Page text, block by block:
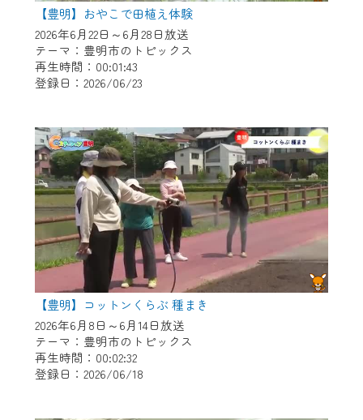
【豊明】おやこで田植え体験
2026年6月22日～6月28日放送
テーマ：豊明市のトピックス
再生時間：00:01:43
登録日：2026/06/23
【豊明】コットンくらぶ 種まき
2026年6月8日～6月14日放送
テーマ：豊明市のトピックス
再生時間：00:02:32
登録日：2026/06/18
※マイページへのログインには、MyIDが必
要となります。
※MyIDとは、CCNet Web TVを含むCCNetの
各種サービスをご利用頂くためのIDです。
で設定できます。
（GmailやYahooなどのフリーメールアドレ
スでも作成可能です）
※マイページへのログイン・MyIDの新規登
録はこちらから
※CCNetアプリをご利用中の方は引き続き
ご視聴いただけます。
＜メンテナンス情報＞
CCNetWebTVのリニューアルにともないメ
ンテナンス作業を予定しています。